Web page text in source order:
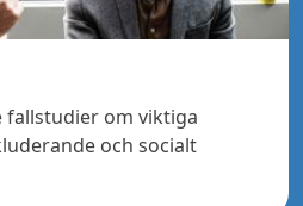
om viktiga
och socialt